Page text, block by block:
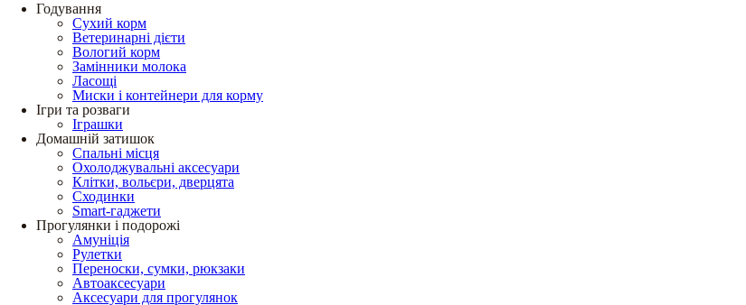
Годування
Сухий корм
Ветеринарні дієти
Вологий корм
Замінники молока
Ласощі
Миски і контейнери для корму
Ігри та розваги
Іграшки
Домашній затишок
Спальні місця
Охолоджувальні аксесуари
Клітки, вольєри, дверцята
Сходинки
Smart-гаджети
Прогулянки і подорожі
Амуніція
Рулетки
Переноски, сумки, рюкзаки
Автоаксесуари
Аксесуари для прогулянок